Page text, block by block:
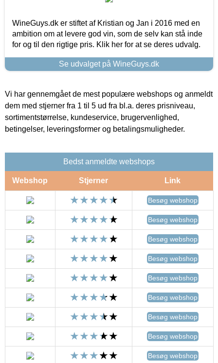
WineGuys.dk er stiftet af Kristian og Jan i 2016 med en
ambition om at levere god vin, som de selv kan stå inde
for og til den rigtige pris. Klik her for at se deres udvalg.
Se udvalget på WineGuys.dk
Vi har gennemgået de mest populære webshops og anmeldt
dem med stjerner fra 1 til 5 ud fra bl.a. deres prisniveau,
sortimentstørrelse, kundeservice, brugervenlighed,
betingelser, leveringsformer og betalingsmuligheder.
Bedst anmeldte webshops
Webshop Stjerner Link
Besøg webshop
Besøg webshop
Besøg webshop
Besøg webshop
Besøg webshop
Besøg webshop
Besøg webshop
Besøg webshop
Besøg webshop